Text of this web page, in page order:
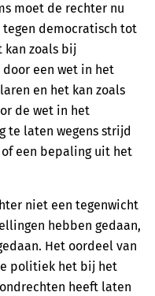
moet de rechter nu
democratisch tot
kan zoals bij
een wet in het
en het kan zoals
de wet in het
te laten wegens strijd
een bepaling uit het
niet een tegenwicht
hebben gedaan,
Het oordeel van
politiek het bij het
heeft laten